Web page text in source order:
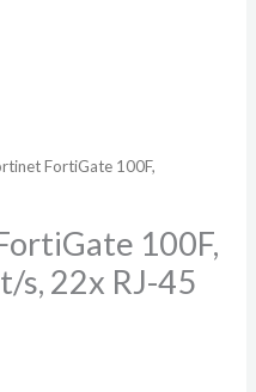
FortiGate 100F,
100F,
s, 22x RJ-45